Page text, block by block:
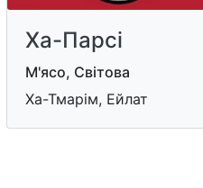
Ха-Парсі
М'ясо, Світова
Ха-Тмарім, Ейлат